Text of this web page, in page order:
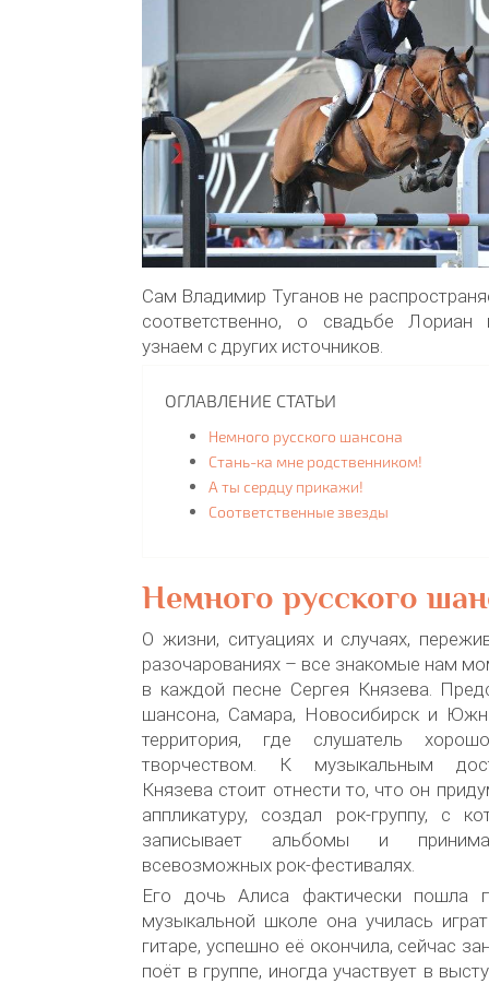
Сам Владимир Туганов не
соответственно, о свадьбе
узнаем с других источников.
ОГЛАВЛЕНИЕ СТАТЬИ
Немного русского шансона
Стань-ка мне родственником!
А ты сердцу прикажи!
Соответственные звезды
Немного русского
О жизни, ситуациях и случаях,
разочарованиях – все знакомые нам
в каждой песне Сергея Князева.
шансона, Самара, Новосибирск и
территория, где слушатель
творчеством. К музыкальным
Князева стоит отнести то, что он
аппликатуру, создал рок-группу, с
записывает альбомы и
всевозможных рок-фестивалях.
Его дочь Алиса фактически пошла
музыкальной школе она училась
гитаре, успешно её окончила, сейчас
поёт в группе, иногда участвует в